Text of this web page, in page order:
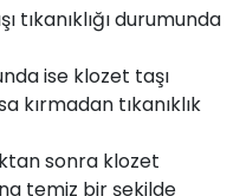
tıkanıklığı durumunda
ise klozet taşı
kırmadan tıkanıklık
sonra klozet
temiz bir şekilde